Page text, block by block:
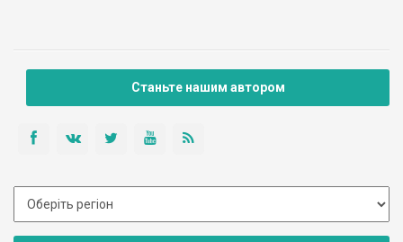
Станьте нашим автором